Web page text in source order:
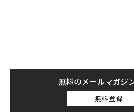
無料のメールマガジ
無料登録